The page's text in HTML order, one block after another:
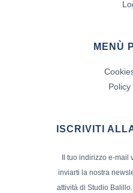
MENÙ
Policy
ISCRIVITI
Il tuo indirizzo e-mail
inviarti la nostra
attività di Studio